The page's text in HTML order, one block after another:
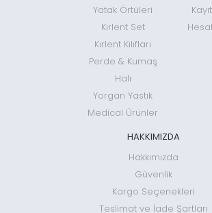
Yatak Örtüleri
Kırlent Set
Kırlent Kılıfları
Perde & Kumaş
Halı
Yorgan Yastık
Medical Ürünler
HAKKIMIZDA
Hakkımızda
Güvenlik
Kargo Seçenekleri
Teslimat ve İade Şartları